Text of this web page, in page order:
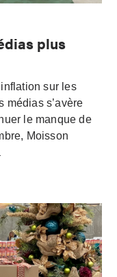
plus
sur les
médias s’avère
le manque de
Moisson